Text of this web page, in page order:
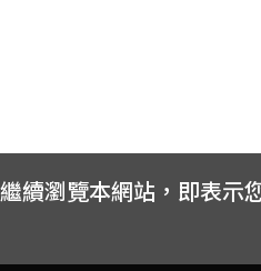
續瀏覽本網站，即表示